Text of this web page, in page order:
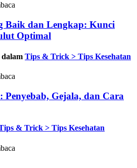
Baik dan Lengkap: Kunci
Optimal
dalam Tips & Trick > Tips Kesehatan
Penyebab, Gejala, dan Cara
& Trick > Tips Kesehatan